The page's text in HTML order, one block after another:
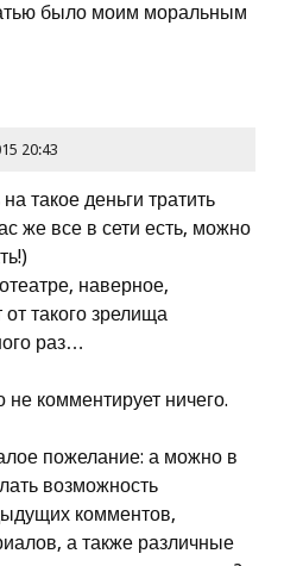
было моим моральным
20:43
такое деньги тратить
же все в сети есть, можно
наверное,
такого зрелища
раз…
не комментирует ничего.
пожелание: а можно в
возможность
комментов,
а также различные